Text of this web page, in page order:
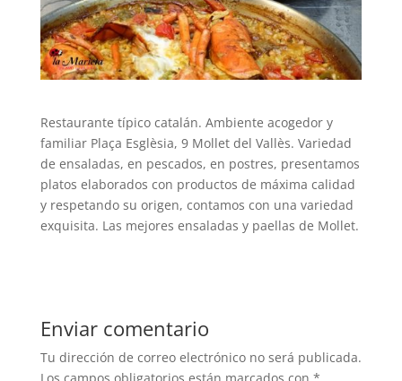
Restaurante típico catalán. Ambiente acogedor y
familiar Plaça Esglèsia, 9 Mollet del Vallès. Variedad
de ensaladas, en pescados, en postres, presentamos
platos elaborados con productos de máxima calidad
y respetando su origen, contamos con una variedad
exquisita. Las mejores ensaladas y paellas de Mollet.
Enviar comentario
Tu dirección de correo electrónico no será publicada.